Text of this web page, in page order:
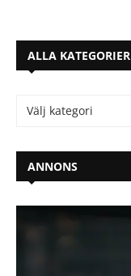
ALLA KATEGORIER
ANNONS